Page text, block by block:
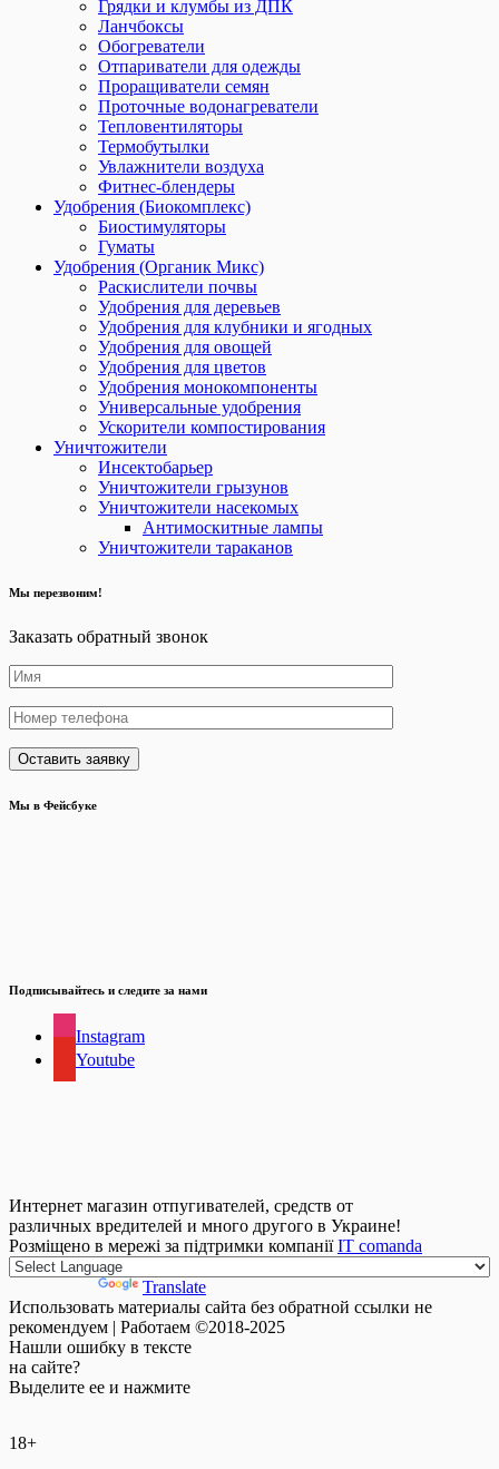
Грядки и клумбы из ДПК
Ланчбоксы
Обогреватели
Отпариватели для одежды
Проращиватели семян
Проточные водонагреватели
Тепловентиляторы
Термобутылки
Увлажнители воздуха
Фитнес-блендеры
Удобрения (Биокомплекс)
Биостимуляторы
Гуматы
Удобрения (Органик Микс)
Раскислители почвы
Удобрения для деревьев
Удобрения для клубники и ягодных
Удобрения для овощей
Удобрения для цветов
Удобрения монокомпоненты
Универсальные удобрения
Ускорители компостирования
Уничтожители
Инсектобарьер
Уничтожители грызунов
Уничтожители насекомых
Антимоскитные лампы
Уничтожители тараканов
Мы перезвоним!
Заказать обратный звонок
Мы в Фейсбуке
Подписывайтесь и следите за нами
Instagram
Youtube
Интернет магазин отпугивателей, средств от
различных вредителей и много другого в Украине!
Розміщено в мережі за підтримки компаніїIT comanda
Translate
Использовать материалы сайта без обратной ссылки не
рекомендуем | Работаем ©2018-2025
Нашли ошибку в тексте
на сайте?
Выделите ее и нажмите
18+